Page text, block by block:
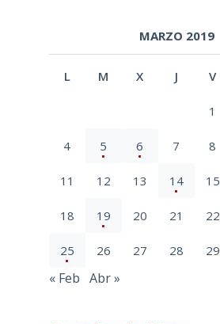
MARZO 2019
L M X J V
1
4 5 6 7 8
11 12 13 14 15
18 19 20 21 22
25 26 27 28 29
« Feb Abr »